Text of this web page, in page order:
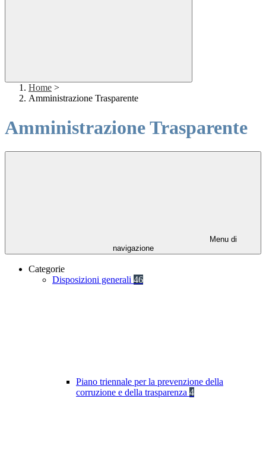
Home >
Amministrazione Trasparente
Amministrazione Trasparente
Menu di
navigazione
Categorie
Disposizioni generali 46
Piano triennale per la prevenzione della
corruzione e della trasparenza 4